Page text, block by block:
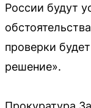
России будут
проверки
решение».